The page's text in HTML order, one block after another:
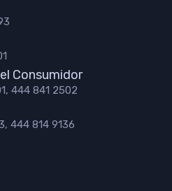
Consumidor
444 841 2502
444 814 9136